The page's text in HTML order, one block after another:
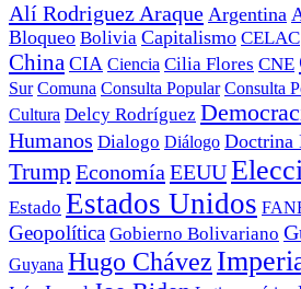
Alí Rodriguez Araque Argentina
Bloqueo Bolivia Capitalismo CELAC
China CIA Ciencia Cilia Flores CNE
Sur Comuna Consulta Popular Consulta
Cultura Delcy Rodríguez
Humanos Dialogo Diálogo Doctrina
Trump Economía EEUU
Estado Estados Unidos
Geopolítica Gobierno Bolivariano
Guyana Hugo Chávez